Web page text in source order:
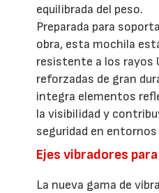
equilibrada del peso.
Preparada para
obra, esta mochila
resistente a los rayos
reforzadas de gran
integra elementos
la visibilidad y
seguridad en
Ejes vibradores
La nueva gama de